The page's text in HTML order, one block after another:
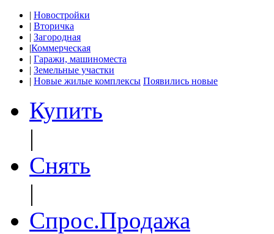
| Новостройки
| Вторичка
| Загородная
|Коммерческая
| Гаражи, машиноместа
| Земельные участки
| Новые жилые комплексы Появились новые
Купить
|
Снять
|
Спрос.Продажа